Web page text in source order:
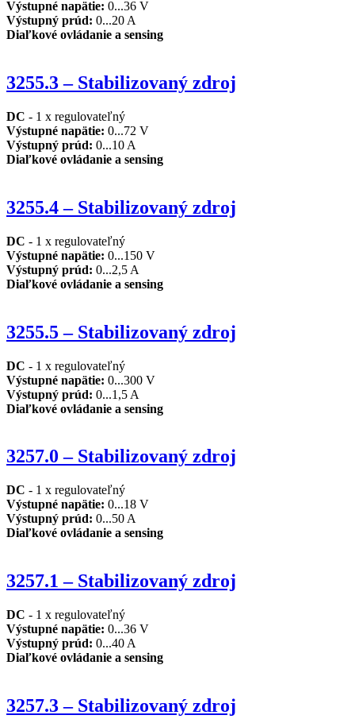
Výstupné napätie: 0...36 V
Výstupný prúd: 0...20 A
Diaľkové ovládanie a sensing
3255.3 – Stabilizovaný zdroj
DC - 1 x regulovateľný
Výstupné napätie: 0...72 V
Výstupný prúd: 0...10 A
Diaľkové ovládanie a sensing
3255.4 – Stabilizovaný zdroj
DC - 1 x regulovateľný
Výstupné napätie: 0...150 V
Výstupný prúd: 0...2,5 A
Diaľkové ovládanie a sensing
3255.5 – Stabilizovaný zdroj
DC - 1 x regulovateľný
Výstupné napätie: 0...300 V
Výstupný prúd: 0...1,5 A
Diaľkové ovládanie a sensing
3257.0 – Stabilizovaný zdroj
DC - 1 x regulovateľný
Výstupné napätie: 0...18 V
Výstupný prúd: 0...50 A
Diaľkové ovládanie a sensing
3257.1 – Stabilizovaný zdroj
DC - 1 x regulovateľný
Výstupné napätie: 0...36 V
Výstupný prúd: 0...40 A
Diaľkové ovládanie a sensing
3257.3 – Stabilizovaný zdroj